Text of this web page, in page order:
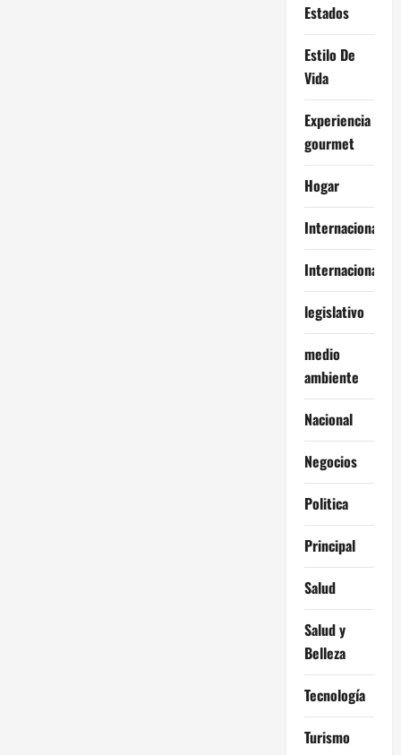
Estados
Estilo De
Vida
Experiencia
gourmet
Hogar
Internacional
Internacionales
legislativo
medio
ambiente
Nacional
Negocios
Politica
Principal
Salud
Salud y
Belleza
Tecnología
Turismo